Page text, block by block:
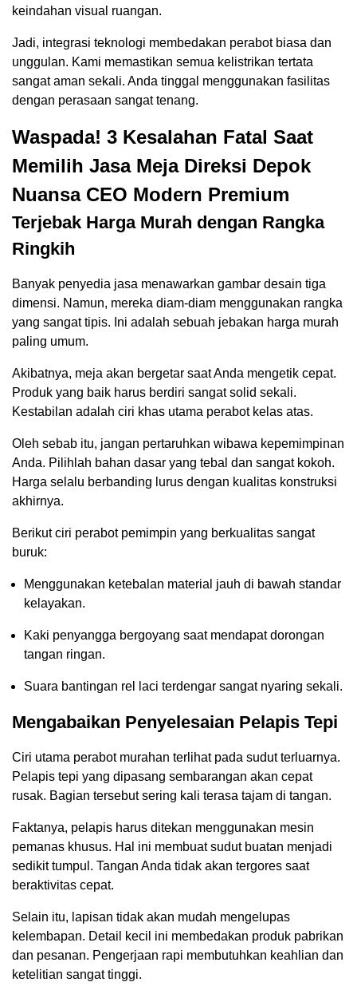
keindahan visual ruangan.
Jadi, integrasi teknologi membedakan perabot biasa dan
unggulan. Kami memastikan semua kelistrikan tertata
sangat aman sekali. Anda tinggal menggunakan fasilitas
dengan perasaan sangat tenang.
Waspada! 3 Kesalahan Fatal Saat
Memilih Jasa Meja Direksi Depok
Nuansa CEO Modern Premium
Terjebak Harga Murah dengan Rangka
Ringkih
Banyak penyedia jasa menawarkan gambar desain tiga
dimensi. Namun, mereka diam-diam menggunakan rangka
yang sangat tipis. Ini adalah sebuah jebakan harga murah
paling umum.
Akibatnya, meja akan bergetar saat Anda mengetik cepat.
Produk yang baik harus berdiri sangat solid sekali.
Kestabilan adalah ciri khas utama perabot kelas atas.
Oleh sebab itu, jangan pertaruhkan wibawa kepemimpinan
Anda. Pilihlah bahan dasar yang tebal dan sangat kokoh.
Harga selalu berbanding lurus dengan kualitas konstruksi
akhirnya.
Berikut ciri perabot pemimpin yang berkualitas sangat
buruk:
Menggunakan ketebalan material jauh di bawah standar
kelayakan.
Kaki penyangga bergoyang saat mendapat dorongan
tangan ringan.
Suara bantingan rel laci terdengar sangat nyaring sekali.
Mengabaikan Penyelesaian Pelapis Tepi
Ciri utama perabot murahan terlihat pada sudut terluarnya.
Pelapis tepi yang dipasang sembarangan akan cepat
rusak. Bagian tersebut sering kali terasa tajam di tangan.
Faktanya, pelapis harus ditekan menggunakan mesin
pemanas khusus. Hal ini membuat sudut buatan menjadi
sedikit tumpul. Tangan Anda tidak akan tergores saat
beraktivitas cepat.
Selain itu, lapisan tidak akan mudah mengelupas
kelembapan. Detail kecil ini membedakan produk pabrikan
dan pesanan. Pengerjaan rapi membutuhkan keahlian dan
ketelitian sangat tinggi.